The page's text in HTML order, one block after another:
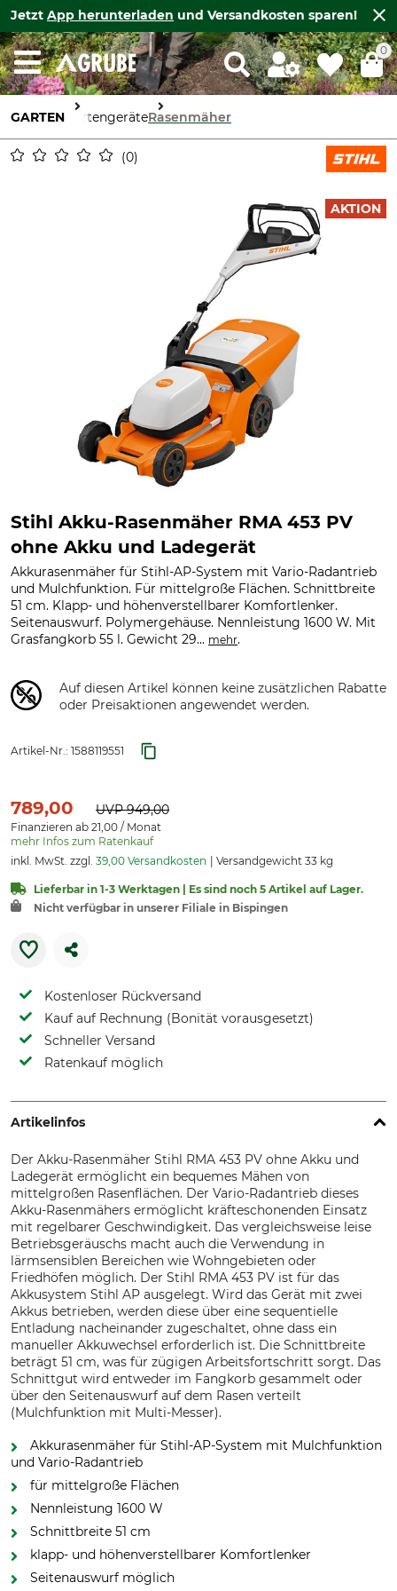
Jetzt App herunterladen und Versandkosten sparen!
0
GARTEN GartengeräteRasenmäher
0
AKTION
Stihl Akku-Rasenmäher RMA 453 PV
ohne Akku und Ladegerät
Akkurasenmäher für Stihl-AP-System mit Vario-Radantrieb
und Mulchfunktion. Für mittelgroße Flächen. Schnittbreite
51 cm. Klapp- und höhenverstellbarer Komfortlenker.
Seitenauswurf. Polymergehäuse. Nennleistung 1600 W. Mit
Grasfangkorb 55 l. Gewicht 29... mehr.
Auf diesen Artikel können keine zusätzlichen Rabatte
oder Preisaktionen angewendet werden.
Artikel-Nr.: 1588119551
789,00 UVP949,00
Finanzieren ab 21,00 / Monat
mehr Infos zum Ratenkauf
inkl. MwSt. zzgl. 39,00 Versandkosten Versandgewicht 33 kg
Lieferbar in 1-3 Werktagen | Es sind noch 5 Artikel auf Lager.
Nicht verfügbar in unserer Filiale in Bispingen
Kostenloser Rückversand
Kauf auf Rechnung (Bonität vorausgesetzt)
Schneller Versand
Ratenkauf möglich
Artikelinfos
Der Akku-Rasenmäher Stihl RMA 453 PV ohne Akku und
Ladegerät ermöglicht ein bequemes Mähen von
mittelgroßen Rasenflächen. Der Vario-Radantrieb dieses
Akku-Rasenmähers ermöglicht kräfteschonenden Einsatz
mit regelbarer Geschwindigkeit. Das vergleichsweise leise
Betriebsgeräuschs macht auch die Verwendung in
lärmsensiblen Bereichen wie Wohngebieten oder
Friedhöfen möglich. Der Stihl RMA 453 PV ist für das
Akkusystem Stihl AP ausgelegt. Wird das Gerät mit zwei
Akkus betrieben, werden diese über eine sequentielle
Entladung nacheinander zugeschaltet, ohne dass ein
manueller Akkuwechsel erforderlich ist. Die Schnittbreite
beträgt 51 cm, was für zügigen Arbeitsfortschritt sorgt. Das
Schnittgut wird entweder im Fangkorb gesammelt oder
über den Seitenauswurf auf dem Rasen verteilt
(Mulchfunktion mit Multi-Messer).
Akkurasenmäher für Stihl-AP-System mit Mulchfunktion
und Vario-Radantrieb
für mittelgroße Flächen
Nennleistung 1600 W
Schnittbreite 51 cm
klapp- und höhenverstellbarer Komfortlenker
Seitenauswurf möglich